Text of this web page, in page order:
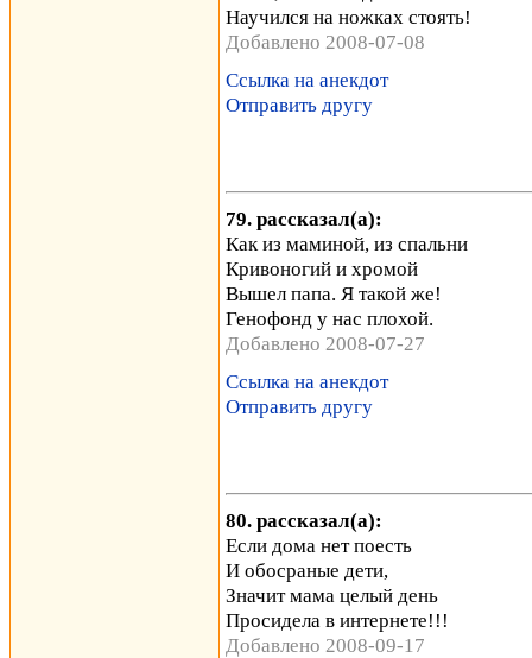
Научился на ножках стоять!
Добавлено 2008-07-08
Ссылка на анекдот
Отправить другу
79. рассказал(а):
Как из маминой, из спальни
Кривоногий и хромой
Вышел папа. Я такой же!
Генофонд у нас плохой.
Добавлено 2008-07-27
Ссылка на анекдот
Отправить другу
80. рассказал(а):
Если дома нет поесть
И обосраные дети,
Значит мама целый день
Просидела в интернете!!!
Добавлено 2008-09-17